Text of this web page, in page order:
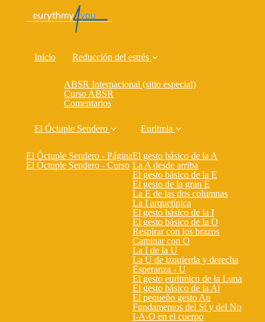
Inicio Reducción del estrés
ABSR Internacional (sitio especial)
Curso ABSR
Comentarios
El Óctuple Sendero
El Óctuple Sendero - Página
El Óctuple Sendero - Curso
Euritmia
El gesto básico de la A
La A desde arriba
El gesto básico de la E
El gesto de la gran E
La E de las dos columnas
La I arquetípica
El gesto básico de la I
El gesto básico de la O
Respirar con los brazos
Caminar con O
La I de la U
La U de izquierda y derecha
Esperanza - U
El gesto euritmico de la Luna
El gesto básico de la Ai
El pequeño gesto Au
Fundamentos del Sí y del No
I-A-O en el cuerpo